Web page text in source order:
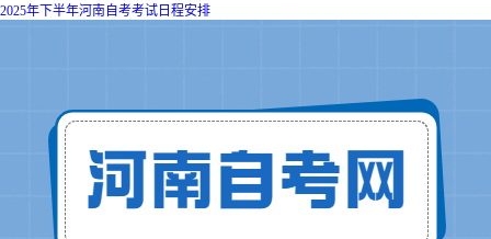
2025年下半年河南自考考试日程安排